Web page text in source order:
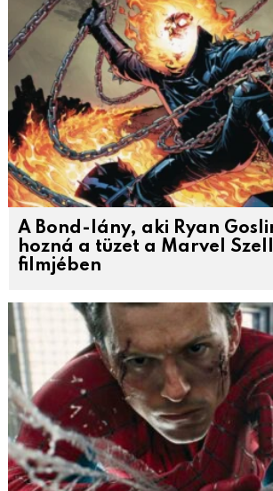
A Bond-lány, aki Ryan
hozná a tüzet a Marvel
filmjében